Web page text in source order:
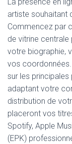
artiste souhaitant
Commencez par
de vitrine
votre biographie,
vos
sur les
adaptant votre
distribution de
placeront vos
Spotify, Apple
(EPK)